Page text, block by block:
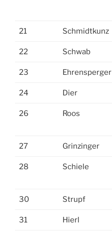
21 Schmidtkunz
22 Schwab
23 Ehrensperger
24 Dier
26 Roos
27 Grinzinger
28 Schiele
30 Strupf
31 Hierl